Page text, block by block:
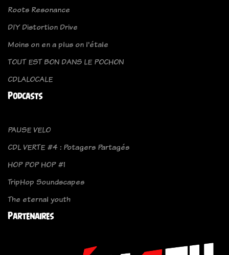
Roots Resonance
DIY Distortion Drive
Moins on en a plus on l'étale
TOUT EST BON DANS LE POCHON
CDLALOCALE
Podcasts
PAUSE VELO
CDL VERTE #4 : Potagers Partagés
HOP POP HOP #1
TripHop Soundscapes
The eternal youth
Partenaires